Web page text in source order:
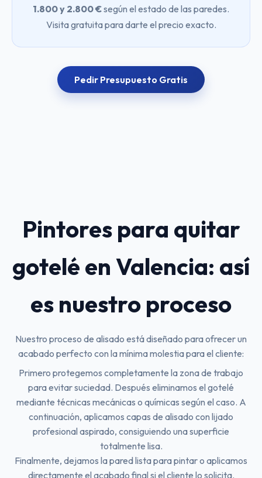
1.800 y 2.800 €según el estado de las paredes.
Visita gratuita para darte el precio exacto.
Pedir Presupuesto Gratis
Pintores para quitar
gotelé en Valencia: así
es nuestro proceso
Nuestro proceso de alisado está diseñado para ofrecer un
acabado perfecto con la mínima molestia para el cliente:
Primero protegemos completamente la zona de trabajo
para evitar suciedad. Después eliminamos el gotelé
mediante técnicas mecánicas o químicas según el caso. A
continuación, aplicamos capas de alisado con lijado
profesional aspirado, consiguiendo una superficie
totalmente lisa.
Finalmente, dejamos la pared lista para pintar o aplicamos
directamente el acabado final si el cliente lo solicita.